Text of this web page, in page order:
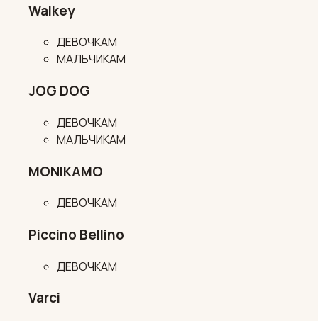
Walkey
ДЕВОЧКАМ
МАЛЬЧИКАМ
JOG DOG
ДЕВОЧКАМ
МАЛЬЧИКАМ
MONIKAMO
ДЕВОЧКАМ
Piccino Bellino
ДЕВОЧКАМ
Varci